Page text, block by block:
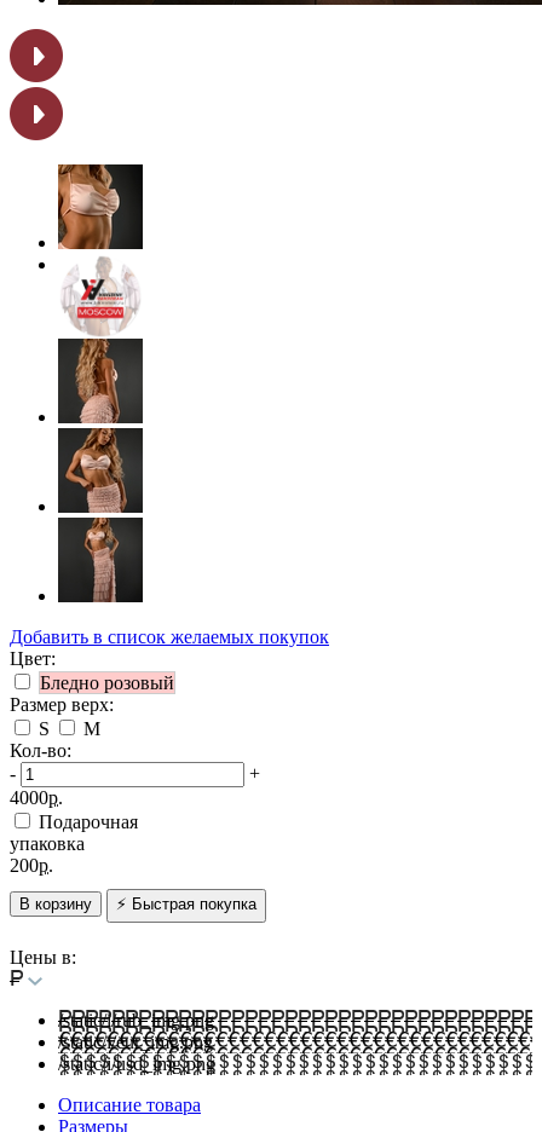
Добавить в список желаемых покупок
Цвет:
Бледно розовый
Размер верх:
S
M
Кол-во:
-
+
4000р.
Подарочная
упаковка
200р.
В корзину ⚡ Быстрая покупка
Цены в:
/static/i/rub_img.png
/static/i/eur_img.png
/static/i/usd_img.png
Описание товара
Размеры